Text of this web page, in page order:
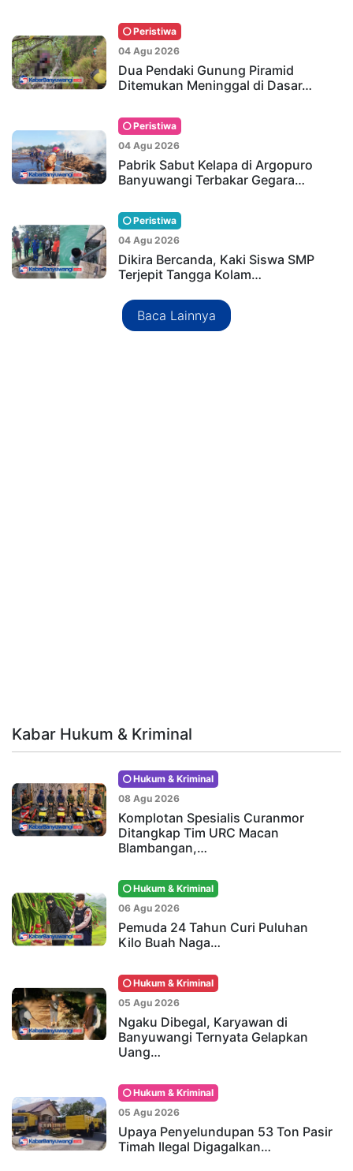
Peristiwa
04 Agu 2026
Dua Pendaki Gunung Piramid
Ditemukan Meninggal di Dasar…
Peristiwa
04 Agu 2026
Pabrik Sabut Kelapa di Argopuro
Banyuwangi Terbakar Gegara…
Peristiwa
04 Agu 2026
Dikira Bercanda, Kaki Siswa SMP
Terjepit Tangga Kolam…
Baca Lainnya
Kabar Hukum & Kriminal
Hukum & Kriminal
08 Agu 2026
Komplotan Spesialis Curanmor
Ditangkap Tim URC Macan
Blambangan,…
Hukum & Kriminal
06 Agu 2026
Pemuda 24 Tahun Curi Puluhan
Kilo Buah Naga…
Hukum & Kriminal
05 Agu 2026
Ngaku Dibegal, Karyawan di
Banyuwangi Ternyata Gelapkan
Uang…
Hukum & Kriminal
05 Agu 2026
Upaya Penyelundupan 53 Ton Pasir
Timah Ilegal Digagalkan…